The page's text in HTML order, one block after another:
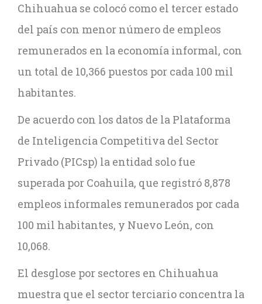
Chihuahua se colocó como el tercer estado
del país con menor número de empleos
remunerados en la economía informal, con
un total de 10,366 puestos por cada 100 mil
habitantes.
De acuerdo con los datos de la Plataforma
de Inteligencia Competitiva del Sector
Privado (PICsp) la entidad solo fue
superada por Coahuila, que registró 8,878
empleos informales remunerados por cada
100 mil habitantes, y Nuevo León, con
10,068.
El desglose por sectores en Chihuahua
muestra que el sector terciario concentra la